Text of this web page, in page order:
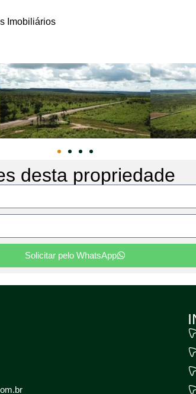
Imobiliários
desta propriedade
Solicitar pelo WhatsApp